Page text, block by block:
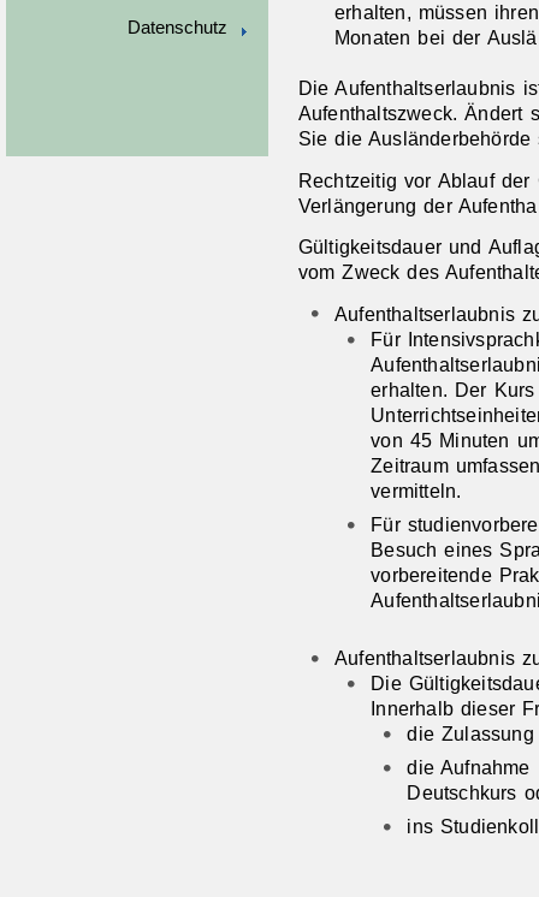
Datenschutz
erhalten, müssen
Monaten bei der
Die Aufenthaltserlaubnis
Aufenthaltszweck. Ändert
Sie die Ausländerbehörde
Rechtzeitig vor Ablauf
Verlängerung der
Gültigkeitsdauer und
vom Zweck des
Aufenthaltserlaubnis
Für
erhalten. Der
von 45 Minuten
Zeitraum
vermitteln.
Für
Besuch eines
vorbereitende
Aufenthaltserlaubnis
Die
Innerhalb dieser
die
die Aufnahme
Deutschkurs
ins